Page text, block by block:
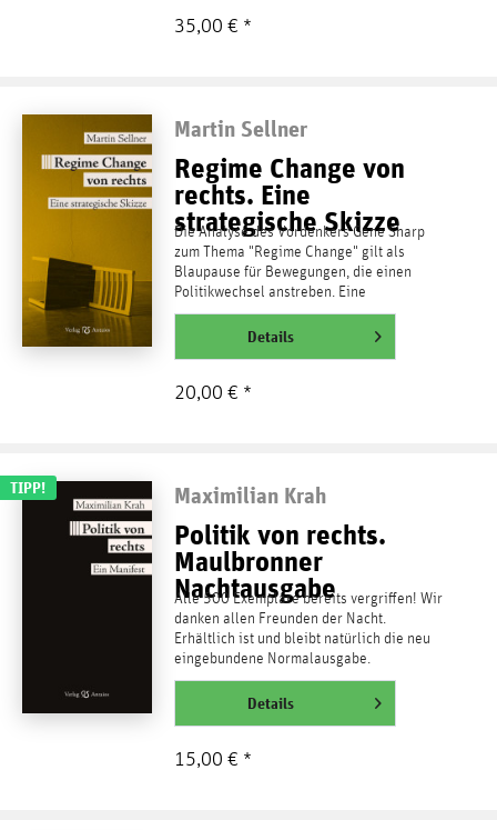
35,00 € *
Martin Sellner
Regime Change von
rechts. Eine
strategische Skizze
Die Analyse des Vordenkers Gene Sharp
zum Thema "Regime Change" gilt als
Blaupause für Bewegungen, die einen
Politikwechsel anstreben. Eine
Infragestellung des Systems ist dafür...
weiterlesenDetails
20,00 € *
TIPP! Maximilian Krah
Politik von rechts.
Maulbronner
Nachtausgabe
Alle 500 Exemplare bereits vergriffen! Wir
danken allen Freunden der Nacht.
Erhältlich ist und bleibt natürlich die neu
eingebundene Normalausgabe.
Auslieferung ab dem 13. Mai...
weiterlesenDetails
15,00 € *